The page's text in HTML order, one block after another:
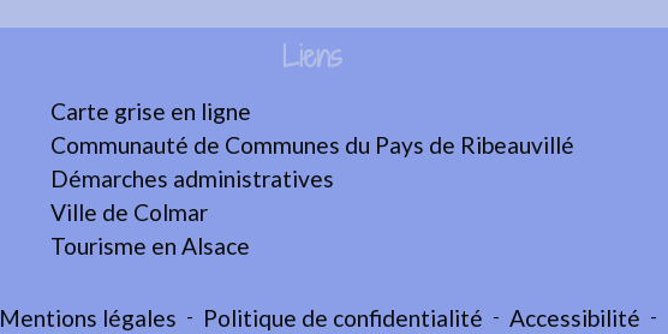
Liens
Carte grise en ligne
Communauté de Communes du Pays de Ribeauvillé
Démarches administratives
Ville de Colmar
Tourisme en Alsace
Mentions légales - Politique de confidentialité - Accessibilité -